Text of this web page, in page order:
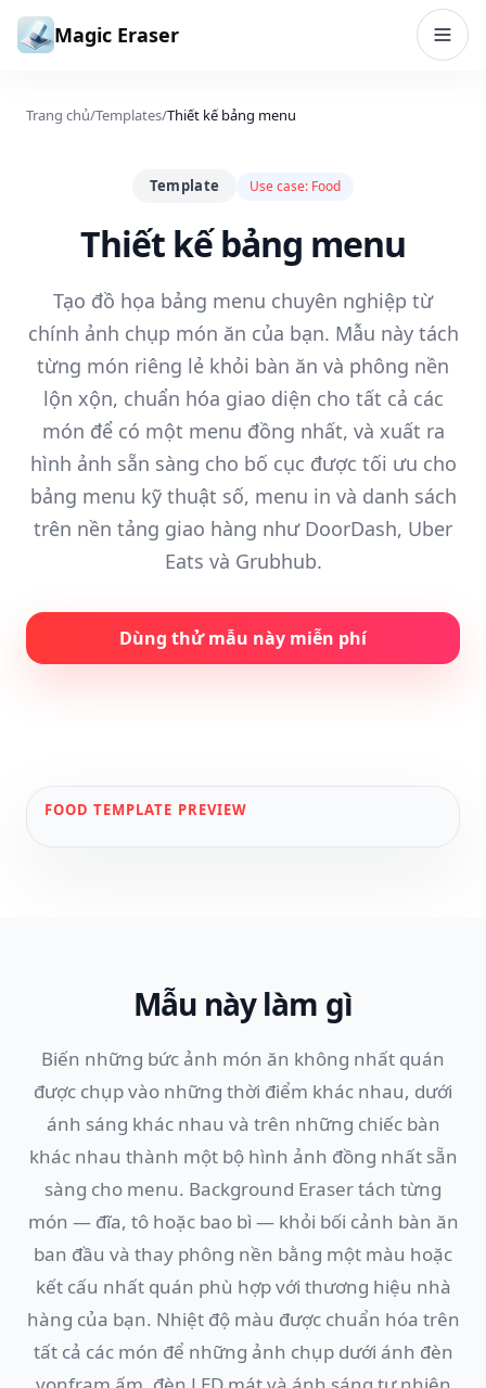
Bỏ qua đến nội dung
Magic Eraser
Trang chủ/Templates/Thiết kế bảng menu
Template Use case: Food
Thiết kế bảng menu
Tạo đồ họa bảng menu chuyên nghiệp từ
chính ảnh chụp món ăn của bạn. Mẫu này tách
từng món riêng lẻ khỏi bàn ăn và phông nền
lộn xộn, chuẩn hóa giao diện cho tất cả các
món để có một menu đồng nhất, và xuất ra
hình ảnh sẵn sàng cho bố cục được tối ưu cho
bảng menu kỹ thuật số, menu in và danh sách
trên nền tảng giao hàng như DoorDash, Uber
Eats và Grubhub.
Dùng thử mẫu này miễn phí
FOOD TEMPLATE PREVIEW
Mẫu này làm gì
Biến những bức ảnh món ăn không nhất quán
được chụp vào những thời điểm khác nhau, dưới
ánh sáng khác nhau và trên những chiếc bàn
khác nhau thành một bộ hình ảnh đồng nhất sẵn
sàng cho menu. Background Eraser tách từng
món — đĩa, tô hoặc bao bì — khỏi bối cảnh bàn ăn
ban đầu và thay phông nền bằng một màu hoặc
kết cấu nhất quán phù hợp với thương hiệu nhà
hàng của bạn. Nhiệt độ màu được chuẩn hóa trên
tất cả các món để những ảnh chụp dưới ánh đèn